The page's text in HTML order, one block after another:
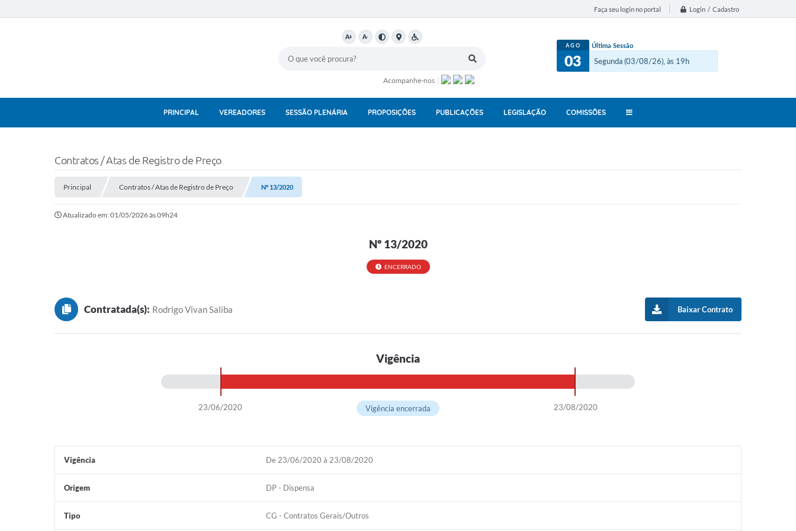
Faça seu login no portal Login / Cadastro
A+ A-
Acompanhe-nos
AGO
03
Última Sessão
Segunda (03/08/26), às 19h
PRINCIPAL VEREADORES SESSÃO PLENÁRIA PROPOSIÇÕES PUBLICAÇÕES LEGISLAÇÃO COMISSÕES
Contratos / Atas de Registro de Preço
Principal Contratos / Atas de Registro de Preço Nº 13/2020
Atualizado em: 01/05/2026 às 09h24
Nº 13/2020
ENCERRADO
Contratada(s): Rodrigo Vivan Saliba Baixar Contrato
Vigência
23/06/2020 23/08/2020
Vigência encerrada
Vigência De 23/06/2020 à 23/08/2020
Origem DP - Dispensa
Tipo CG - Contratos Gerais/Outros